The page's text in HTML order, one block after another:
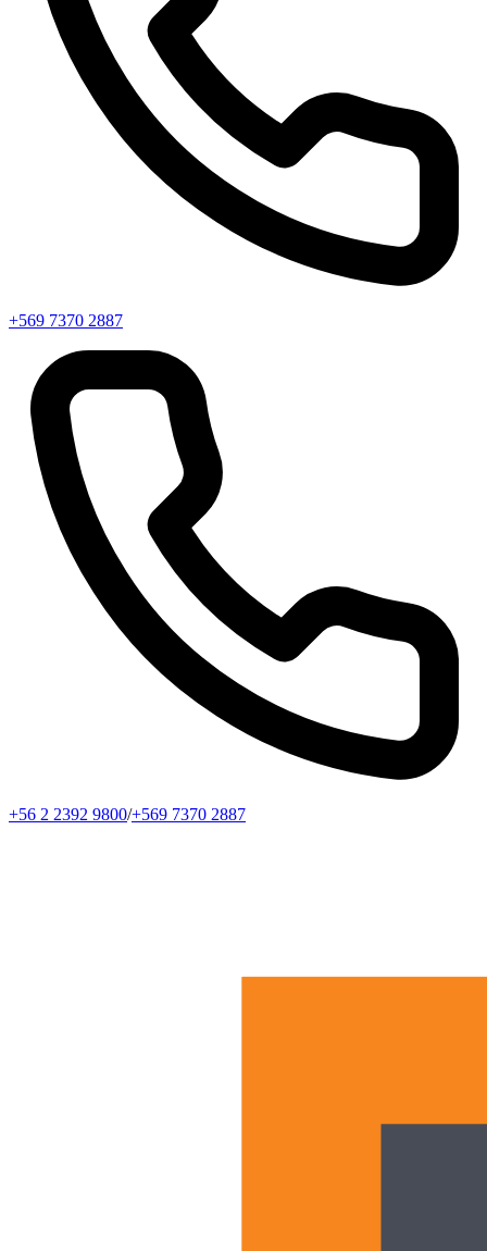
+569 7370 2887
+56 2 2392 9800/+569 7370 2887